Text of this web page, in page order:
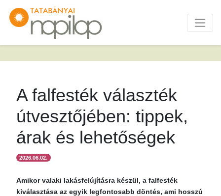
A falfesték választék
útvesztőjében: tippek,
árak és lehetőségek
2026.06.02.
Amikor valaki lakásfelújításra készül, a falfesték
kiválasztása az egyik legfontosabb döntés, ami hosszú